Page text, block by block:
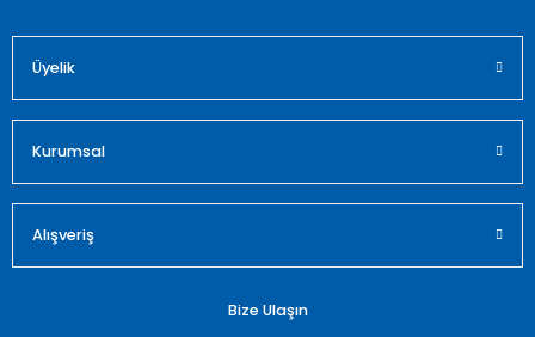
Üyelik
Kurumsal
Alışveriş
Bize Ulaşın